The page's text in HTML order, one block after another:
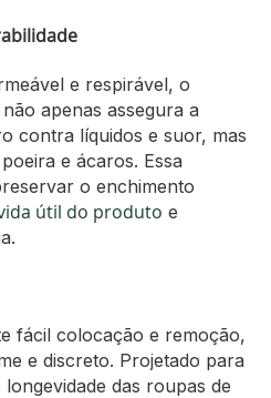
e respirável, o
apenas assegura a
contra líquidos e suor, mas
e ácaros. Essa
o enchimento
útil do produto e
fácil colocação e remoção,
e discreto. Projetado para
das roupas de